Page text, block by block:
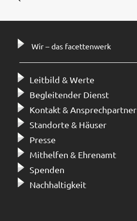
Wir – das facettenwerk
Leitbild & Werte
Begleitender Dienst
Kontakt & Ansprechpartner
Standorte & Häuser
Presse
Mithelfen & Ehrenamt
Spenden
Nachhaltigkeit